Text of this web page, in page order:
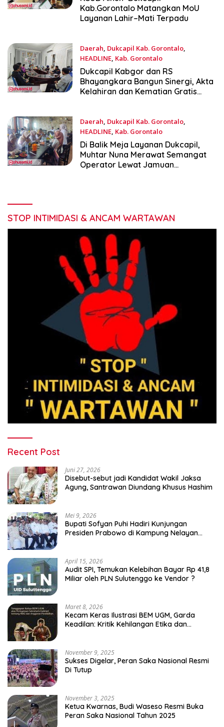
Kab.Gorontalo Matangkan MoU
Layanan Lahir–Mati Terpadu
Daerah, Dukcapil Kab. Gorontalo,
HEADLINE, Kab. Gorontalo
Januari 15, 2026
Dukcapil Kabgor dan RS
Bhayangkara Bangun Sinergi, Akta
Kelahiran dan Kematian Gratis
Daerah, Dukcapil Kab. Gorontalo,
HEADLINE, Kab. Gorontalo
Januari 14, 2026
Di Balik Meja Layanan Dukcapil,
Muhtar Nuna Merawat Semangat
Operator Lewat Jamuan
STOP INTIMIDASI & ANCAM WARTAWAN
Recent Post
Juni 27, 2026
Disebut-sebut jadi Kandidat Wakil Jaksa
Agung, Santrawan Diundang Khusus Hashim
Mei 9, 2026
Bupati Sofyan Puhi Hadiri Kunjungan
Presiden Prabowo di Kampung Nelayan
April 15, 2026
Audit SPI, Temukan Kelebihan Bayar Rp 41,8
Miliar oleh PLN Sulutenggo ke Vendor ?
Maret 8, 2026
Kecam Keras Ilustrasi BEM UGM, Garda
Keadilan: Kritik Kehilangan Etika dan
November 9, 2025
Sukses Digelar, Peran Saka Nasional Resmi
Di Tutup
November 3, 2025
Ketua Kwarnas, Budi Waseso Resmi Buka
Peran Saka Nasional Tahun 2025